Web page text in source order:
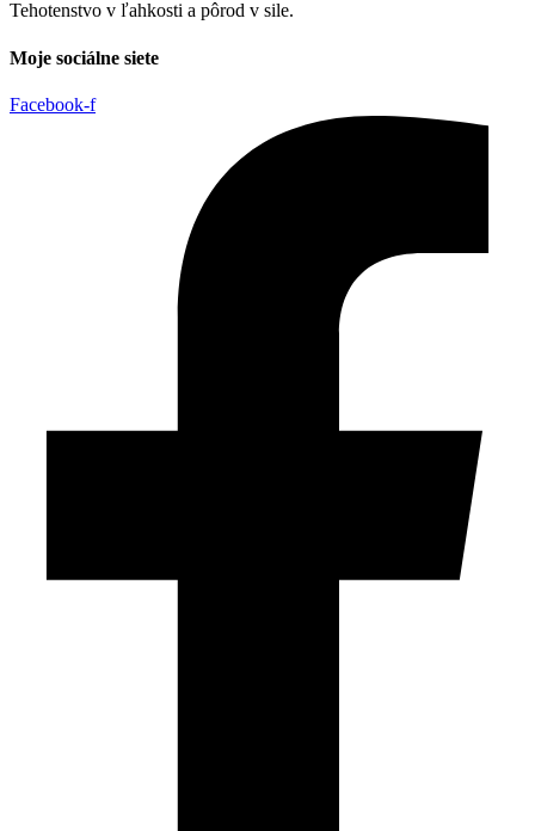
Tehotenstvo v ľahkosti a pôrod v sile.
Moje sociálne siete
Facebook-f